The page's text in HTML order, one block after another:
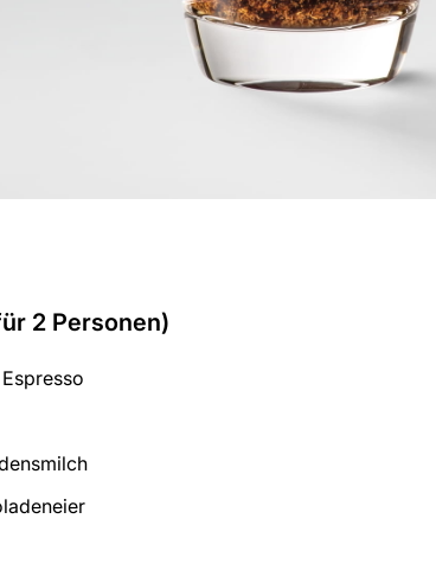
2 Personen)